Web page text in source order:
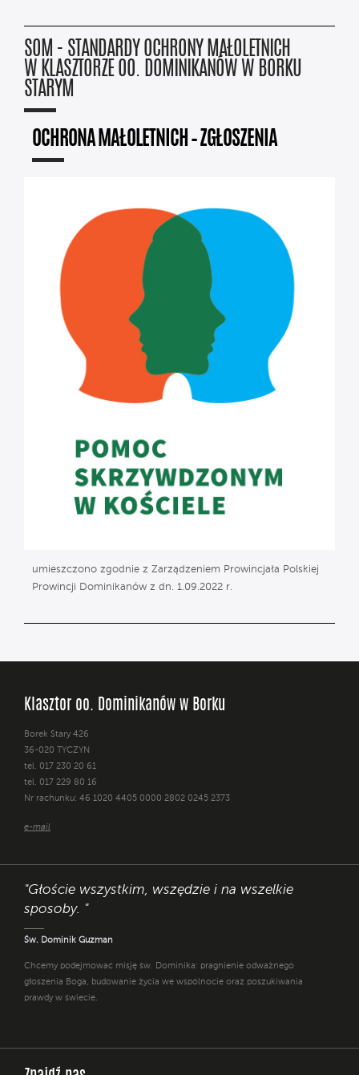
SOM - STANDARDY OCHRONY MAŁOLETNICH
W KLASZTORZE OO. DOMINIKANÓW W BORKU
STARYM
OCHRONA MAŁOLETNICH – ZGŁOSZENIA
umieszczono zgodnie z Zarządzeniem Prowincjała Polskiej
Prowincji Dominikanów z dn. 1.09.2022 r.
Klasztor oo. Dominikanów w Borku
Borek Stary 426
36-020 TYCZYN
tel. 017 230 20 61
tel. 017 229 80 16
Nr rachunku: 46 1020 4405 0000 2802 0245 2373
e-mail
"Głoście wszystkim, wszędzie i na wszelkie
sposoby. "
Św. Dominik Guzman
Chcemy podejmować misję św. Dominika: pragnienie odważnego
głoszenia Boga, budowanie życia we wspólnocie oraz poszukiwania
prawdy w świecie.